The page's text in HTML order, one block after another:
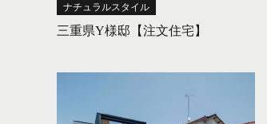
ナチュラルスタイル
三重県Y様邸【注文住宅】